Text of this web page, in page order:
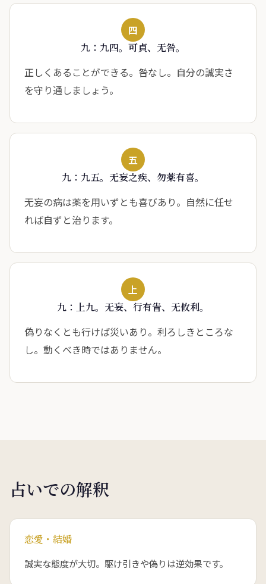
四
九：九四。可貞、无咎。
正しくあることができる。咎なし。自分の誠実さ
を守り通しましょう。
五
九：九五。无妄之疾、勿薬有喜。
无妄の病は薬を用いずとも喜びあり。自然に任せ
れば自ずと治ります。
上
九：上九。无妄、行有眚、无攸利。
偽りなくとも行けば災いあり。利ろしきところな
し。動くべき時ではありません。
占いでの解釈
恋愛・結婚
誠実な態度が大切。駆け引きや偽りは逆効果です。